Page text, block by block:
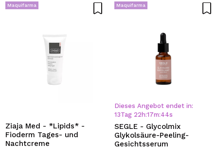
Maquifarma
Ziaja Med - *Lipids* -
Fioderm Tages- und
Nachtcreme
Maquifarma
Dieses Angebot endet in:
13Tag 22 h:17m:44s
SEGLE - Glycolmix
Glykolsäure-Peeling-
Gesichtsserum